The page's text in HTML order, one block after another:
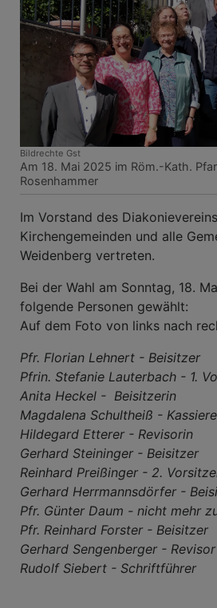
Bildrechte Gst
Am 18. Mai 2025 im Röm.-Kath.
Rosenhammer
Im Vorstand des
Kirchengemeinden und alle
Weidenberg vertreten.
Bei der Wahl am Sonntag, 18.
folgende Personen gewählt:
Auf dem Foto von links nach
Pfr. Florian Lehnert - Beisitzer
Pfrin. Stefanie Lauterbach - 1.
Anita Heckel - Beisitzerin
Magdalena Schultheiß -
Hildegard Etterer - Revisorin
Gerhard Steininger - Beisitzer
Reinhard Preißinger - 2.
Gerhard Herrmannsdörfer -
Pfr. Günter Daum - nicht mehr
Pfr. Reinhard Forster - Beisitzer
Gerhard Sengenberger - Revisor
Rudolf Siebert - Schriftführer